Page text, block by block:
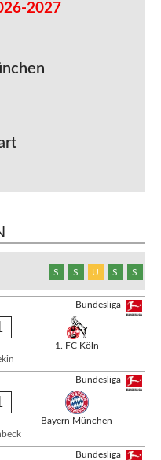
2027
S S U S S
Bundesliga
1. FC Köln
Bundesliga
Bayern München
Bundesliga